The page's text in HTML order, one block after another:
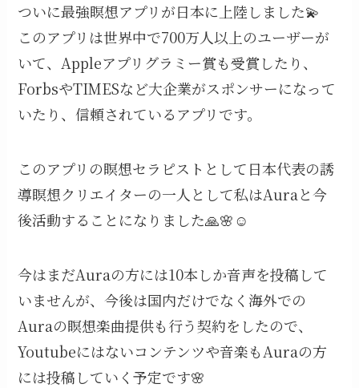
ついに最強瞑想アプリが日本に上陸しました💫
このアプリは世界中で700万人以上のユーザーが
いて、Appleアプリグラミー賞も受賞したり、
ForbsやTIMESなど大企業がスポンサーになって
いたり、信頼されているアプリです。
このアプリの瞑想セラピストとして日本代表の誘
導瞑想クリエイターの一人として私はAuraと今
後活動することになりました🙏🌸☺️
今はまだAuraの方には10本しか音声を投稿して
いませんが、今後は国内だけでなく海外での
Auraの瞑想楽曲提供も行う契約をしたので、
Youtubeにはないコンテンツや音楽もAuraの方
には投稿していく予定です🌸